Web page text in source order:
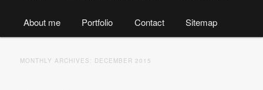
About me Portfolio Contact Sitemap
MONTHLY ARCHIVES: DECEMBER 2015